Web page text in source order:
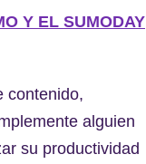
Y EL SUMODAY
contenido,
alguien
su productividad